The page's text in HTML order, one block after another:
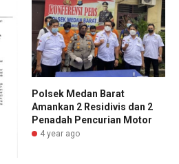
Polsek Medan Barat
Amankan 2 Residivis dan 2
Penadah Pencurian Motor
4 year ago